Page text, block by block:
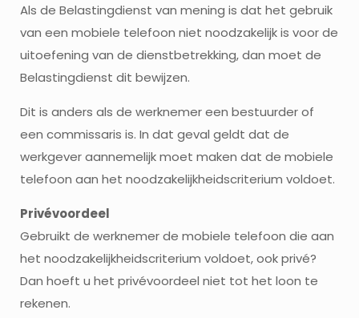
Als de Belastingdienst van mening is dat het gebruik
van een mobiele telefoon niet noodzakelijk is voor de
uitoefening van de dienstbetrekking, dan moet de
Belastingdienst dit bewijzen.
Dit is anders als de werknemer een bestuurder of
een commissaris is. In dat geval geldt dat de
werkgever aannemelijk moet maken dat de mobiele
telefoon aan het noodzakelijkheidscriterium voldoet.
Privévoordeel
Gebruikt de werknemer de mobiele telefoon die aan
het noodzakelijkheidscriterium voldoet, ook privé?
Dan hoeft u het privévoordeel niet tot het loon te
rekenen.